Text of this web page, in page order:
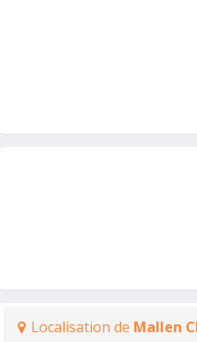
Localisation de Mallen